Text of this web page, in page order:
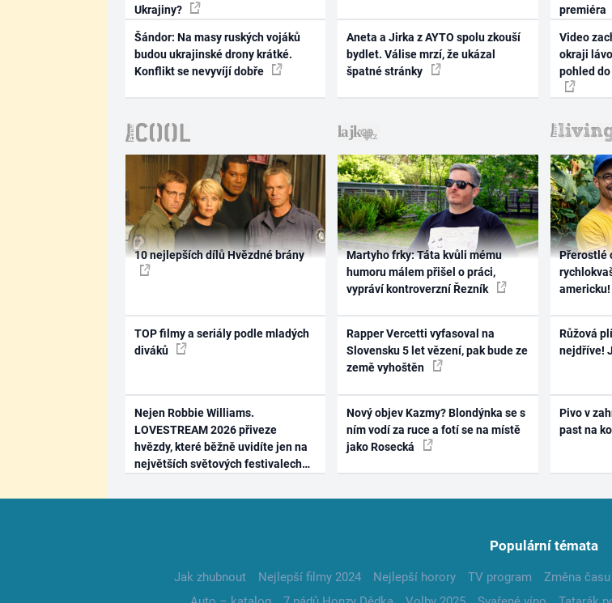
Ukrajiny?
Šándor: Na masy ruských vojáků
budou ukrajinské drony krátké.
Konflikt se nevyvíjí dobře
Aneta a Jirka z AYTO spolu zkouší
bydlet. Válise mrzí, že ukázal
špatné stránky
premiéra
Video
okraji
pohled
10 nejlepších dílů Hvězdné brány
TOP filmy a seriály podle mladých
diváků
Nejen Robbie Williams.
LOVESTREAM 2026 přiveze
hvězdy, které běžně uvidíte jen na
největších světových festivalech
Martyho frky: Táta kvůli mému
humoru málem přišel o práci,
vypráví kontroverzní Řezník
Rapper Vercetti vyfasoval na
Slovensku 5 let vězení, pak bude ze
země vyhoštěn
Nový objev Kazmy? Blondýnka se s
ním vodí za ruce a fotí se na místě
jako Rosecká
Přerostlé
americku!
Růžová
nejdříve!
Pivo v
past na
Populární témata
Jak zhubnout Nejlepší filmy 2024 Nejlepší horory TV program Změna času